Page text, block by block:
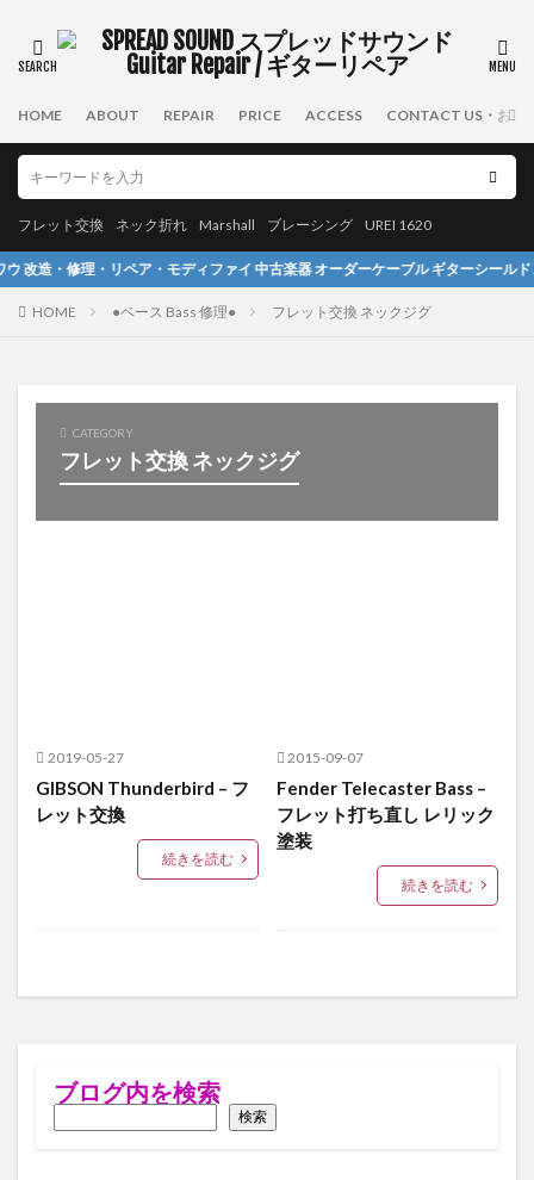
HOME ABOUT REPAIR PRICE ACCESS CONTACT US・お問
フレット交換 ネック折れ Marshall ブレーシング UREI 1620
修理・リペア・モディファイ 中古楽器 オーダーケーブル ギターシールド パッ
HOME ●ベース Bass 修理● フレット交換 ネックジグ
CATEGORY
フレット交換 ネックジグ
2019-05-27
GIBSON Thunderbird – フ
レット交換
続きを読む
2015-09-07
Fender Telecaster Bass –
フレット打ち直し レリック
塗装
続きを読む
ブログ内を検索
検索
Killer Roland Taiji BOSS
Yairi
Famous
Musicman
Morris Rodec
ネック折れ
Greco
Greco GOⅡ フレット交換
Gretsch
PRS
アンプ Laney Taylor
Rickenbacker
Amp Repair
Martin
Fender Amp
Fractal Audio
Marshall Amp
stratocaster